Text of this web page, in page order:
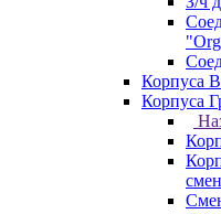
Корпуса
Корпуса